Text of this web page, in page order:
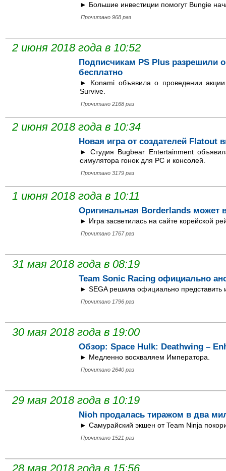
► Большие инвестиции помогут Bungie
Прочитано 968 раз
2 июня 2018 года в 10:52
Подписчикам PS Plus разрешили
бесплатно
► Konami объявила о проведении
Survive.
Прочитано 2168 раз
2 июня 2018 года в 10:34
Новая игра от создателей Flatout
► Студия Bugbear Entertainment
симулятора гонок для PC и консолей.
Прочитано 3179 раз
1 июня 2018 года в 10:11
Оригинальная Borderlands может
► Игра засветилась на сайте корейской
Прочитано 1767 раз
31 мая 2018 года в 08:19
Team Sonic Racing официально
► SEGA решила официально представить
Прочитано 1796 раз
30 мая 2018 года в 19:00
Обзор: Space Hulk: Deathwing –
► Медленно восхваляем Императора.
Прочитано 2640 раз
29 мая 2018 года в 10:19
Nioh продалась тиражом в два
► Самурайский экшен от Team Ninja
Прочитано 1521 раз
28 мая 2018 года в 15:56